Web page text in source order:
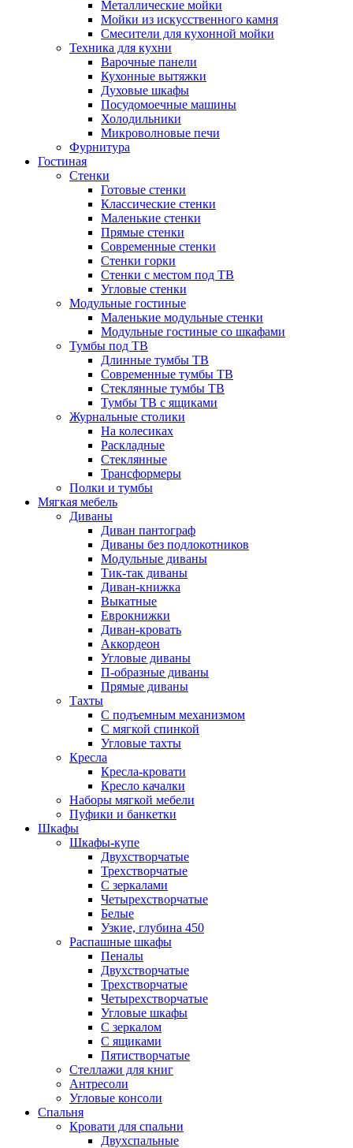
Металлические мойки
Мойки из искусственного камня
Смесители для кухонной мойки
Техника для кухни
Варочные панели
Кухонные вытяжки
Духовые шкафы
Посудомоечные машины
Холодильники
Микроволновые печи
Фурнитура
Гостиная
Стенки
Готовые стенки
Классические стенки
Маленькие стенки
Прямые стенки
Современные стенки
Стенки горки
Стенки с местом под ТВ
Угловые стенки
Модульные гостиные
Маленькие модульные стенки
Модульные гостиные со шкафами
Тумбы под ТВ
Длинные тумбы ТВ
Современные тумбы ТВ
Стеклянные тумбы ТВ
Тумбы ТВ с ящиками
Журнальные столики
На колесиках
Раскладные
Стеклянные
Трансформеры
Полки и тумбы
Мягкая мебель
Диваны
Диван пантограф
Диваны без подлокотников
Модульные диваны
Тик-так диваны
Диван-книжка
Выкатные
Еврокнижки
Диван-кровать
Аккордеон
Угловые диваны
П-образные диваны
Прямые диваны
Тахты
С подъемным механизмом
С мягкой спинкой
Угловые тахты
Кресла
Кресла-кровати
Кресло качалки
Наборы мягкой мебели
Пуфики и банкетки
Шкафы
Шкафы-купе
Двухстворчатые
Трехстворчатые
С зеркалами
Четырехстворчатые
Белые
Узкие, глубина 450
Распашные шкафы
Пеналы
Двухстворчатые
Трехстворчатые
Четырехстворчатые
Угловые шкафы
С зеркалом
С ящиками
Пятистворчатые
Стеллажи для книг
Антресоли
Угловые консоли
Спальня
Кровати для спальни
Двухспальные